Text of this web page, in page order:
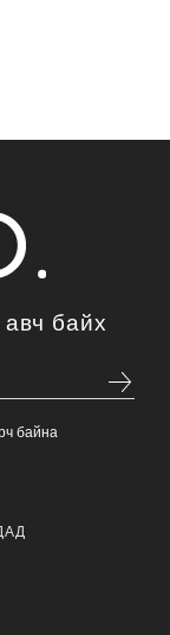
байх
байна